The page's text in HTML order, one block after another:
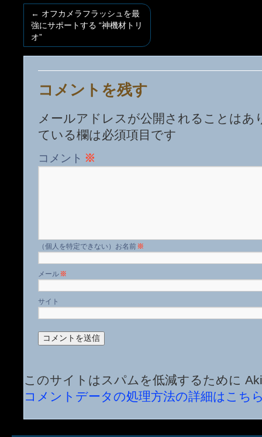
← オフカメラフラッシュを最
強にサポートする “神機材トリ
オ”
コメントを残す
メールアドレスが公開されることはあ
ている欄は必須項目です
コメント ※
名前※
メール※
サイト
このサイトはスパムを低減するために
コメントデータの処理方法の詳細はこち